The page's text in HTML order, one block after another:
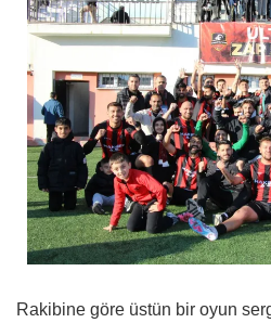
Rakibine göre üstün bir oyun